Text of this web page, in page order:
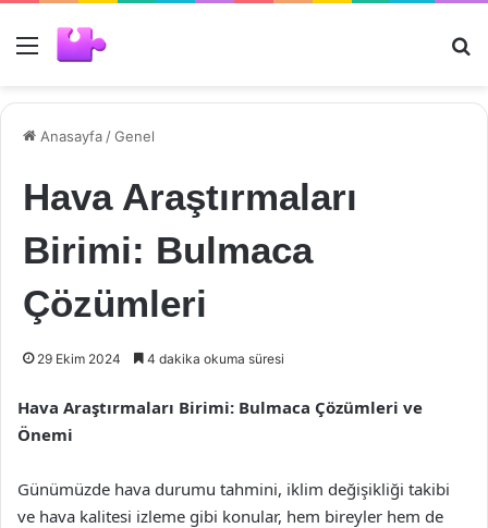
Menü
Anasayfa /Genel
Hava Araştırmaları
Birimi: Bulmaca
Çözümleri
29 Ekim 2024 4 dakika okuma süresi
Hava Araştırmaları Birimi: Bulmaca Çözümleri ve
Önemi
Günümüzde hava durumu tahmini, iklim değişikliği takibi
ve hava kalitesi izleme gibi konular, hem bireyler hem de